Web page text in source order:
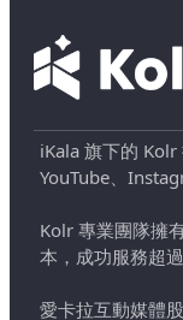
iKala 旗下的
YouTube、
Kolr 專業團隊擁
本，成功服務超
愛卡拉互動媒體